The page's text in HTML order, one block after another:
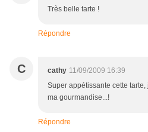
Très belle tarte !
Répondre
C cathy 11/09/2009 16:39
Super appétissante cette
ma gourmandise...!
Répondre